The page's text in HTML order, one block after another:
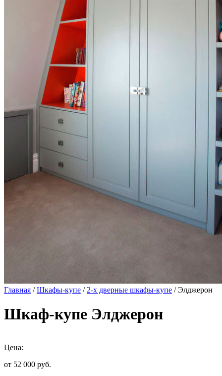
Главная /Шкафы-купе / 2-х дверные шкафы-купе / Элджерон
Шкаф-купе Элджерон
Цена:
от 52 000 руб.